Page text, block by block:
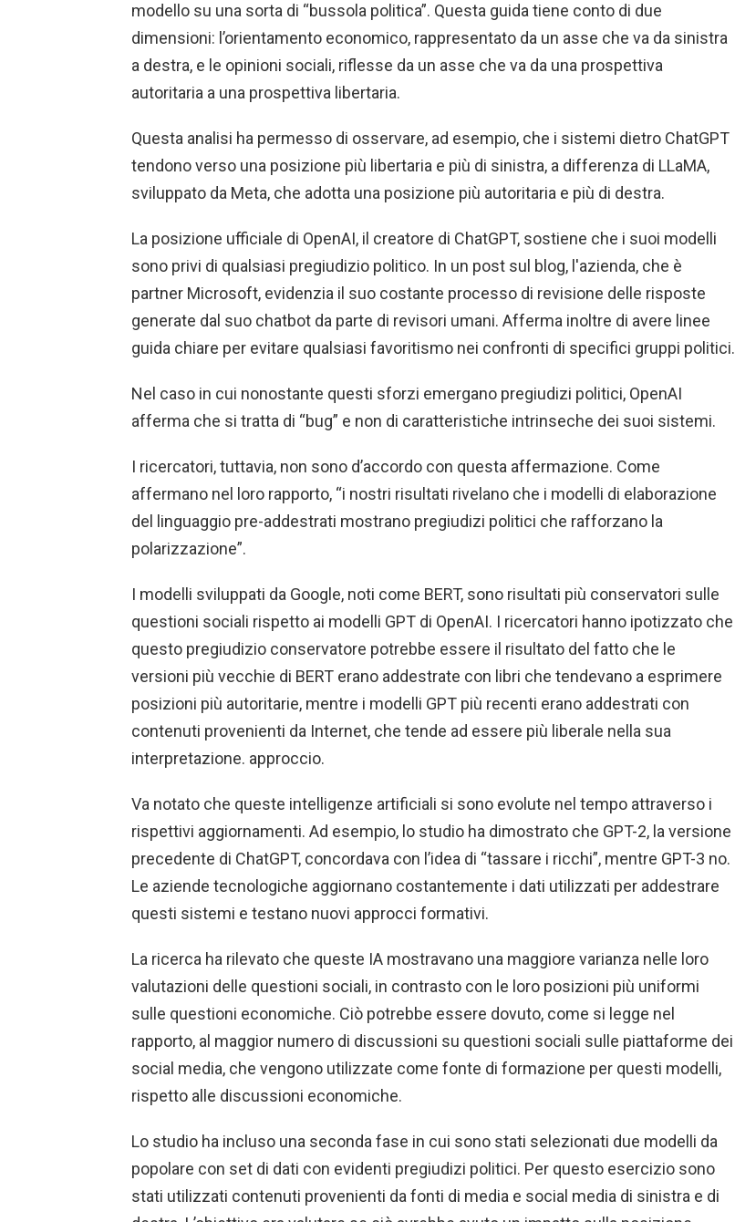
modello su una sorta di “bussola politica”. Questa guida tiene conto di due
dimensioni: l’orientamento economico, rappresentato da un asse che va da sinistra
a destra, e le opinioni sociali, riflesse da un asse che va da una prospettiva
autoritaria a una prospettiva libertaria.
Questa analisi ha permesso di osservare, ad esempio, che i sistemi dietro ChatGPT
tendono verso una posizione più libertaria e più di sinistra, a differenza di LLaMA,
sviluppato da Meta, che adotta una posizione più autoritaria e più di destra.
La posizione ufficiale di OpenAI, il creatore di ChatGPT, sostiene che i suoi modelli
sono privi di qualsiasi pregiudizio politico. In un post sul blog, l'azienda, che è
partner Microsoft, evidenzia il suo costante processo di revisione delle risposte
generate dal suo chatbot da parte di revisori umani. Afferma inoltre di avere linee
guida chiare per evitare qualsiasi favoritismo nei confronti di specifici gruppi politici.
Nel caso in cui nonostante questi sforzi emergano pregiudizi politici, OpenAI
afferma che si tratta di “bug” e non di caratteristiche intrinseche dei suoi sistemi.
I ricercatori, tuttavia, non sono d’accordo con questa affermazione. Come
affermano nel loro rapporto, “i nostri risultati rivelano che i modelli di elaborazione
del linguaggio pre-addestrati mostrano pregiudizi politici che rafforzano la
polarizzazione”.
I modelli sviluppati da Google, noti come BERT, sono risultati più conservatori sulle
questioni sociali rispetto ai modelli GPT di OpenAI. I ricercatori hanno ipotizzato che
questo pregiudizio conservatore potrebbe essere il risultato del fatto che le
versioni più vecchie di BERT erano addestrate con libri che tendevano a esprimere
posizioni più autoritarie, mentre i modelli GPT più recenti erano addestrati con
contenuti provenienti da Internet, che tende ad essere più liberale nella sua
interpretazione. approccio.
Va notato che queste intelligenze artificiali si sono evolute nel tempo attraverso i
rispettivi aggiornamenti. Ad esempio, lo studio ha dimostrato che GPT-2, la versione
precedente di ChatGPT, concordava con l’idea di “tassare i ricchi”, mentre GPT-3 no.
Le aziende tecnologiche aggiornano costantemente i dati utilizzati per addestrare
questi sistemi e testano nuovi approcci formativi.
La ricerca ha rilevato che queste IA mostravano una maggiore varianza nelle loro
valutazioni delle questioni sociali, in contrasto con le loro posizioni più uniformi
sulle questioni economiche. Ciò potrebbe essere dovuto, come si legge nel
rapporto, al maggior numero di discussioni su questioni sociali sulle piattaforme dei
social media, che vengono utilizzate come fonte di formazione per questi modelli,
rispetto alle discussioni economiche.
Lo studio ha incluso una seconda fase in cui sono stati selezionati due modelli da
popolare con set di dati con evidenti pregiudizi politici. Per questo esercizio sono
stati utilizzati contenuti provenienti da fonti di media e social media di sinistra e di